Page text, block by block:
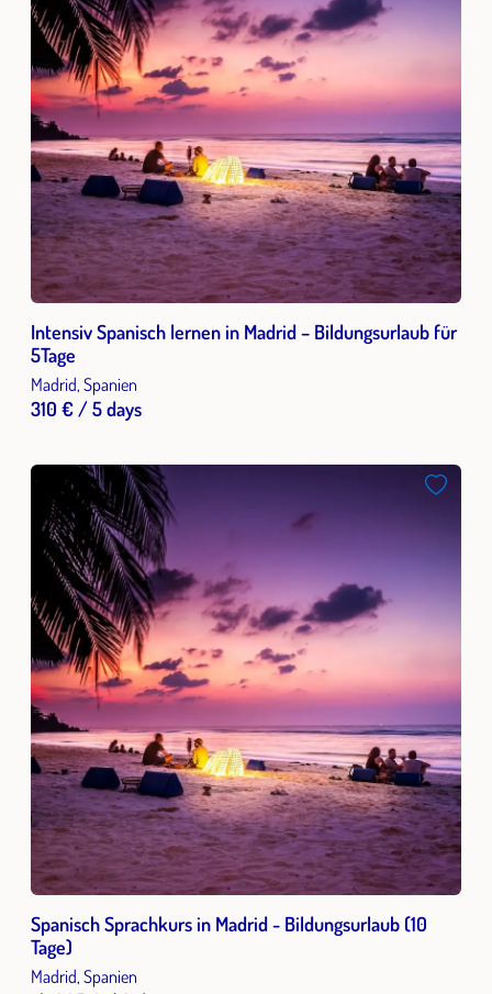
Intensiv Spanisch lernen in Madrid – Bildungsurlaub für
5Tage
Madrid, Spanien
310 € / 5 days
Spanisch Sprachkurs in Madrid - Bildungsurlaub (10
Tage)
Madrid, Spanien